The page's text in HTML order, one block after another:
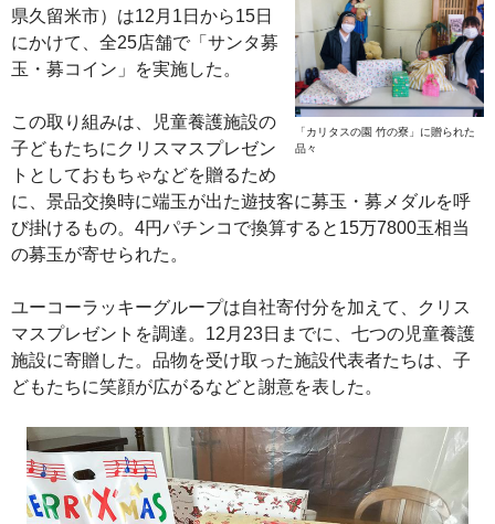
「カリタスの園 竹の寮」に贈られた
品々
県久留米市）は12月1日から15日
にかけて、全25店舗で「サンタ募
玉・募コイン」を実施した。
この取り組みは、児童養護施設の
子どもたちにクリスマスプレゼン
トとしておもちゃなどを贈るため
に、景品交換時に端玉が出た遊技客に募玉・募メダルを呼
び掛けるもの。4円パチンコで換算すると15万7800玉相当
の募玉が寄せられた。
ユーコーラッキーグループは自社寄付分を加えて、クリス
マスプレゼントを調達。12月23日までに、七つの児童養護
施設に寄贈した。品物を受け取った施設代表者たちは、子
どもたちに笑顔が広がるなどと謝意を表した。